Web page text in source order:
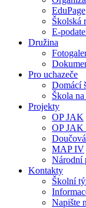
EduPage
Školská
E-
Družina
Pro uchazeče
Domácí
Škola
Projekty
OP JAK
OP JAK
MAP IV
Národní
Kontakty
Školní
Napište